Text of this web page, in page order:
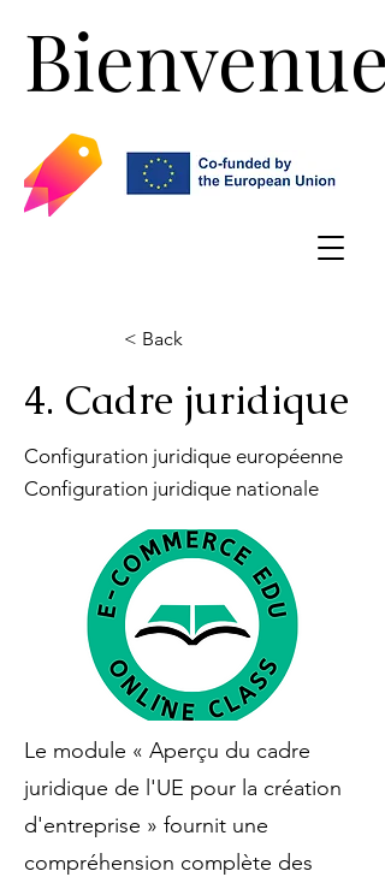
Bienvenue!
Bienvenue!
< Back
4. Cadre juridique
Configuration juridique européenne
Configuration juridique nationale
Le module « Aperçu du cadre
juridique de l'UE pour la création
d'entreprise » fournit une
compréhension complète des